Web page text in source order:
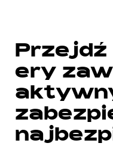
Przejdź
ery